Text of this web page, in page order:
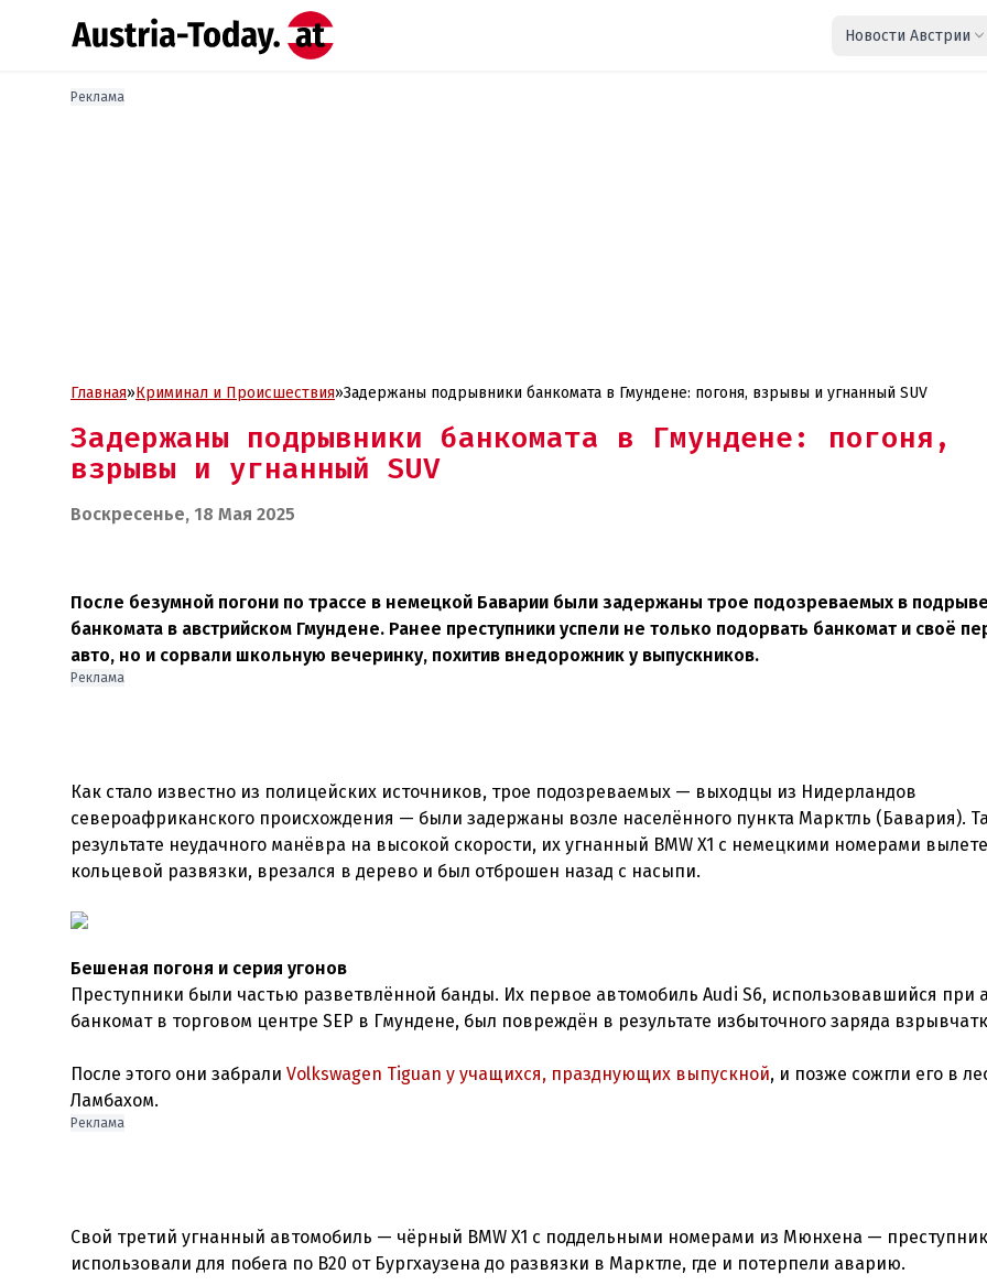
Новости Австрии
Реклама
Главная»Криминал и Проиcшествия»Задержаны подрывники банкомата в Гмундене: погоня, взрывы и угнанный SUV
Задержаны подрывники банкомата в Гмундене: погоня,
взрывы и угнанный SUV
Воскресенье, 18 Мая 2025
После безумной погони по трассе в немецкой Баварии были задержаны трое подозреваемых в
банкомата в австрийском Гмундене. Ранее преступники успели не только подорвать банкомат и своё
авто, но и сорвали школьную вечеринку, похитив внедорожник у выпускников.
Реклама
Как стало известно из полицейских источников, трое подозреваемых — выходцы из Нидерландов
североафриканского происхождения — были задержаны возле населённого пункта Марктль (Бавария).
результате неудачного манёвра на высокой скорости, их угнанный BMW X1 с немецкими номерами
кольцевой развязки, врезался в дерево и был отброшен назад с насыпи.
Бешеная погоня и серия угонов
Преступники были частью разветвлённой банды. Их первое автомобиль Audi S6, использовавшийся при
банкомат в торговом центре SEP в Гмундене, был повреждён в результате избыточного заряда
После этого они забрали Volkswagen Tiguan у учащихся, празднующих выпускной, и позже сожгли его в
Ламбахом.
Реклама
Свой третий угнанный автомобиль — чёрный BMW X1 с поддельными номерами из Мюнхена —
использовали для побега по B20 от Бургхаузена до развязки в Марктле, где и потерпели аварию.